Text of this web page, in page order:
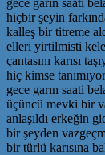
hiçbir şeyin
kalleş bir titreme
elleri yirtilmisti
çantasını karısı
hiç kimse
gece garın saati
üçüncü mevki bir
anlaşıldı erkeğin
bir şeyden
bir türlü karısına